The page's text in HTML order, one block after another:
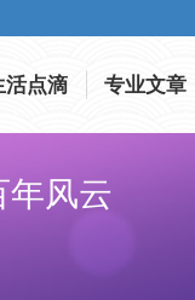
活点滴 专业文章
风云
活点滴 专业文章